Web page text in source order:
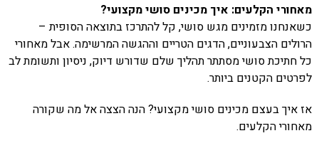
מאחורי הקלעים: איך מכינים סושי מקצועי?
כשאנחנו מזמינים מגש סושי, קל להתרכז בתוצאה הסופית –
הרולים הצבעוניים, הדגים הטריים וההגשה המרשימה. אבל מאחורי
כל חתיכת סושי מסתתר תהליך שלם שדורש דיוק, ניסיון ותשומת לב
לפרטים הקטנים ביותר.
אז איך בעצם מכינים סושי מקצועי? הנה הצצה אל מה שקורה
מאחורי הקלעים.